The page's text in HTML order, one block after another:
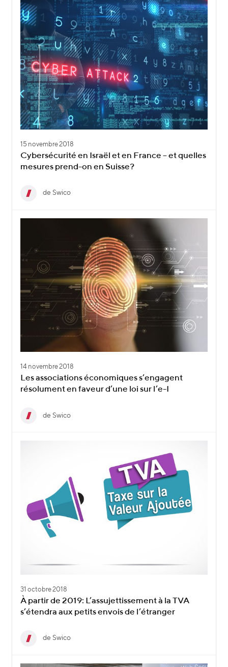
15 novembre 2018
Cybersécurité en Israël et en France – et quelles
mesures prend-on en Suisse?
de Swico
14 novembre 2018
Les associations économiques s’engagent
résolument en faveur d’une loi sur l’e-I
de Swico
31 octobre 2018
À partir de 2019: L’assujettissement à la TVA
s’étendra aux petits envois de l’étranger
de Swico